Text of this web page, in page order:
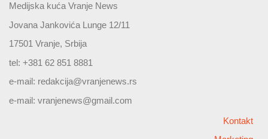
Medijska kuća Vranje News
Jovana Jankovića Lunge 12/11
17501 Vranje, Srbija
tel: +381 62 851 8881
e-mail: redakcija@vranjenews.rs
e-mail: vranjenews@gmail.com
Kontakt